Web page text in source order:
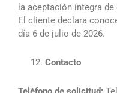
la aceptación íntegra
El cliente declara
día 6 de julio de 2026.
Contacto